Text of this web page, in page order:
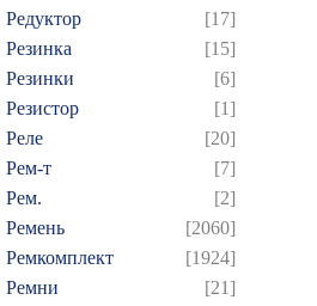
Редуктор
[17]
Резинка
[15]
Резинки
[6]
Резистор
[1]
Реле
[20]
Рем-т
[7]
Рем.
[2]
Ремень
[2060]
Ремкомплект
[1924]
Ремни
[21]